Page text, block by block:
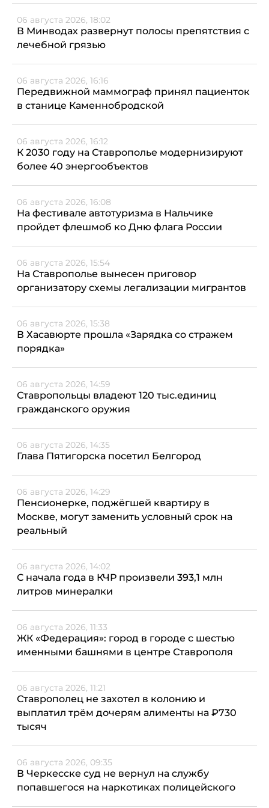
06 августа 2026, 18:02
В Минводах развернут полосы препятствия с
лечебной грязью
06 августа 2026, 16:16
Передвижной маммограф принял пациенток
в станице Каменнобродской
06 августа 2026, 16:12
К 2030 году на Ставрополье модернизируют
более 40 энергообъектов
06 августа 2026, 16:08
На фестивале автотуризма в Нальчике
пройдет флешмоб ко Дню флага России
06 августа 2026, 15:54
На Ставрополье вынесен приговор
организатору схемы легализации мигрантов
06 августа 2026, 15:38
В Хасавюрте прошла «Зарядка со стражем
порядка»
06 августа 2026, 14:59
Ставропольцы владеют 120 тыс.единиц
гражданского оружия
06 августа 2026, 14:35
Глава Пятигорска посетил Белгород
06 августа 2026, 14:29
Пенсионерке, поджёгшей квартиру в
Москве, могут заменить условный срок на
реальный
06 августа 2026, 14:02
С начала года в КЧР произвели 393,1 млн
литров минералки
06 августа 2026, 11:33
ЖК «Федерация»: город в городе с шестью
именными башнями в центре Ставрополя
06 августа 2026, 11:21
Ставрополец не захотел в колонию и
выплатил трём дочерям алименты на ₽730
тысяч
06 августа 2026, 09:35
В Черкесске суд не вернул на службу
попавшегося на наркотиках полицейского